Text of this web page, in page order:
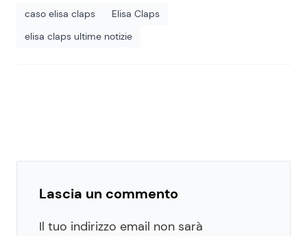
caso elisa claps
Elisa Claps
elisa claps ultime notizie
Lascia un commento
Il tuo indirizzo email non sarà